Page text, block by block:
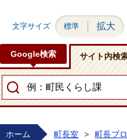
文字サイズ 標準 拡大
Google検索 サイト内検
ホーム 町長室 > 町長ブ